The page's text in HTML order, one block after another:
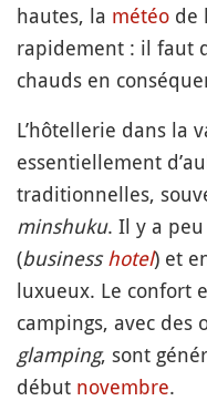
hautes, la météo de
rapidement : il faut
chauds en
L’hôtellerie dans la
essentiellement
traditionnelles,
minshuku. Il y a peu
(business hotel) et
luxueux. Le confort
campings, avec des
glamping, sont
début novembre.